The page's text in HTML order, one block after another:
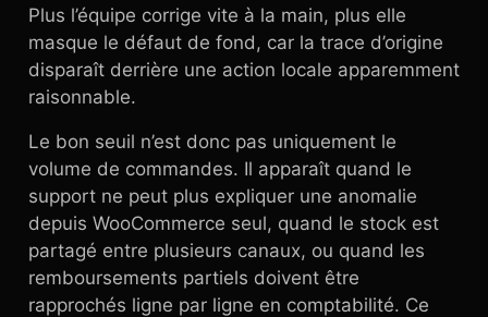
Plus l’équipe corrige vite à la main, plus elle
masque le défaut de fond, car la trace d’origine
disparaît derrière une action locale apparemment
raisonnable.
Le bon seuil n’est donc pas uniquement le
volume de commandes. Il apparaît quand le
support ne peut plus expliquer une anomalie
depuis WooCommerce seul, quand le stock est
partagé entre plusieurs canaux, ou quand les
remboursements partiels doivent être
rapprochés ligne par ligne en comptabilité. Ce